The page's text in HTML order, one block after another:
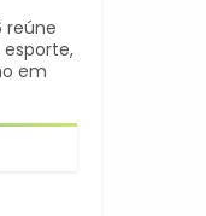
reúne
em